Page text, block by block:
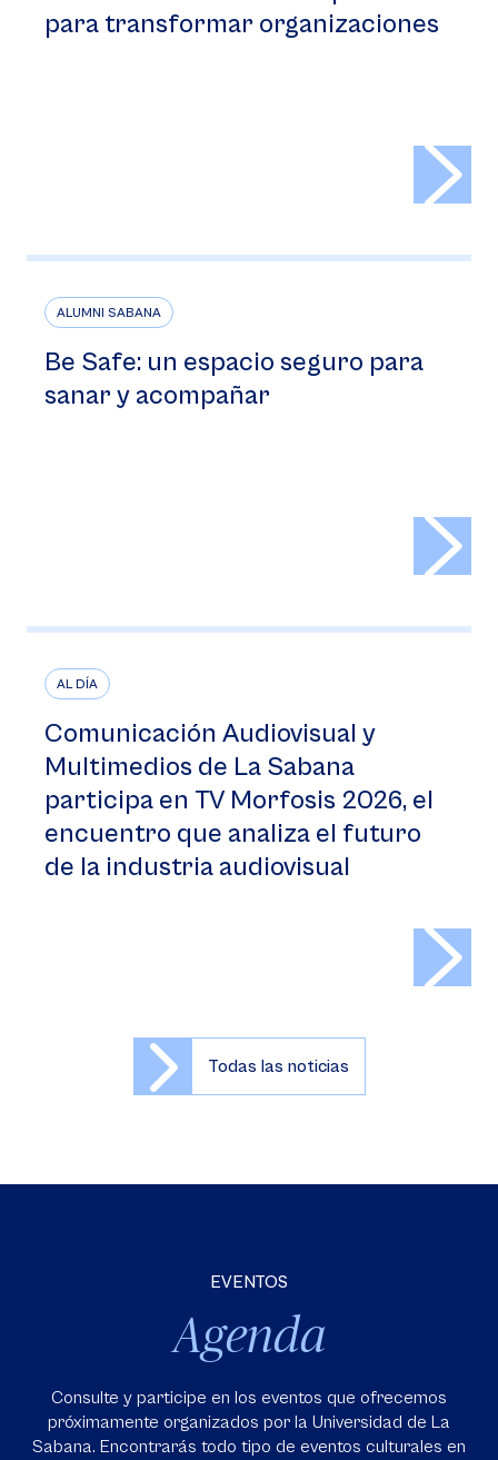
para transformar organizaciones
ALUMNI SABANA
Be Safe: un espacio seguro para
sanar y acompañar
AL DÍA
Comunicación Audiovisual y
Multimedios de La Sabana
participa en TV Morfosis 2026, el
encuentro que analiza el futuro
de la industria audiovisual
Todas las noticias
EVENTOS
Agenda
Consulte y participe en los eventos que ofrecemos
próximamente organizados por la Universidad de La
Sabana. Encontrarás todo tipo de eventos culturales en